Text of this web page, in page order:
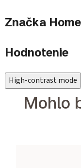
Značka
Hodnotenie
High-contrast mode
Mohlo